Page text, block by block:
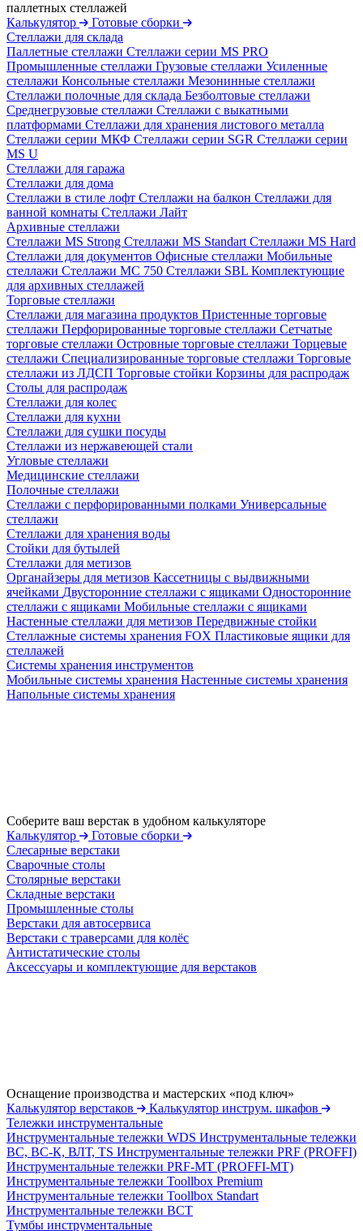
паллетных стеллажей
Калькулятор
Готовые сборки
Стеллажи для склада
Паллетные стеллажи Стеллажи серии MS PRO
Промышленные стеллажи Грузовые стеллажи Усиленные
стеллажи Консольные стеллажи Мезонинные стеллажи
Стеллажи полочные для склада Безболтовые стеллажи
Среднегрузовые стеллажи Стеллажи с выкатными
платформами Стеллажи для хранения листового металла
Стеллажи серии МКФ Стеллажи серии SGR Стеллажи серии
MS U
Стеллажи для гаража
Стеллажи для дома
Стеллажи в стиле лофт Стеллажи на балкон Стеллажи для
ванной комнаты Стеллажи Лайт
Архивные стеллажи
Стеллажи MS Strong Стеллажи MS Standart Стеллажи MS Hard
Стеллажи для документов Офисные стеллажи Мобильные
стеллажи Стеллажи МС 750 Стеллажи SBL Комплектующие
для архивных стеллажей
Торговые стеллажи
Стеллажи для магазина продуктов Пристенные торговые
стеллажи Перфорированные торговые стеллажи Сетчатые
торговые стеллажи Островные торговые стеллажи Торцевые
стеллажи Специализированные торговые стеллажи Торговые
стеллажи из ЛДСП Торговые стойки Корзины для распродаж
Столы для распродаж
Стеллажи для колес
Стеллажи для кухни
Стеллажи для сушки посуды
Стеллажи из нержавеющей стали
Угловые стеллажи
Медицинские стеллажи
Полочные стеллажи
Стеллажи с перфорированными полками Универсальные
стеллажи
Стеллажи для хранения воды
Стойки для бутылей
Стеллажи для метизов
Органайзеры для метизов Кассетницы с выдвижными
ячейками Двусторонние стеллажи с ящиками Односторонние
стеллажи с ящиками Мобильные стеллажи с ящиками
Настенные стеллажи для метизов Передвижные стойки
Стеллажные системы хранения FOX Пластиковые ящики для
стеллажей
Системы хранения инструментов
Мобильные системы хранения Настенные системы хранения
Напольные системы хранения
Соберите ваш верстак в удобном калькуляторе
Калькулятор
Готовые сборки
Слесарные верстаки
Сварочные столы
Столярные верстаки
Складные верстаки
Промышленные столы
Верстаки для автосервиса
Верстаки с траверсами для колёс
Антистатические столы
Аксессуары и комплектующие для верстаков
Оснащение производства и мастерских «под ключ»
Калькулятор верстаков
Калькулятор инструм. шкафов
Тележки инструментальные
Инструментальные тележки WDS Инструментальные тележки
ВС, ВС-К, ВЛТ, TS Инструментальные тележки PRF (PROFFI)
Инструментальные тележки PRF-MT (PROFFI-MT)
Инструментальные тележки Toollbox Premium
Инструментальные тележки Toollbox Standart
Инструментальные тележки ВСТ
Тумбы инструментальные